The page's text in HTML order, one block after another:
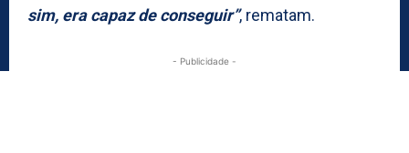
sim, era capaz de conseguir”, rematam.
- Publicidade -